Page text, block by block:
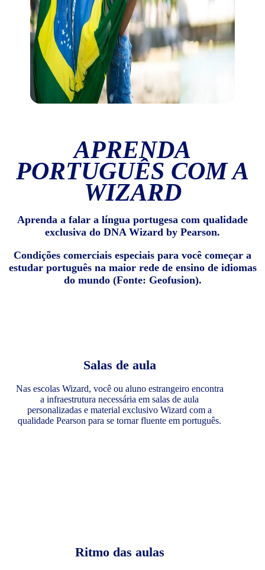
APRENDA
PORTUGUÊS COM A
WIZARD
Aprenda a falar a língua portugesa com qualidade
exclusiva do DNA Wizard by Pearson.
Condições comerciais especiais para você começar a
estudar português na maior rede de ensino de idiomas
do mundo (Fonte: Geofusion).
Salas de aula
Nas escolas Wizard, você ou aluno estrangeiro encontra
a infraestrutura necessária em salas de aula
personalizadas e material exclusivo Wizard com a
qualidade Pearson para se tornar fluente em português.
Ritmo das aulas